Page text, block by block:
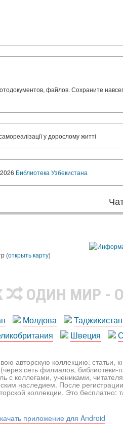
файлов. Сохраните
у дорослому житті
Библиотека Узбекистана
(открыть карту)
ОДИН МИР -
Молдова Таджикистан
Швеция
авторскую коллекцию: статьи,
сеть филиалов, библиотеки-
с коллегами, учениками,
наследием. После
коллекции. Это бесплатно:
приложение для Android